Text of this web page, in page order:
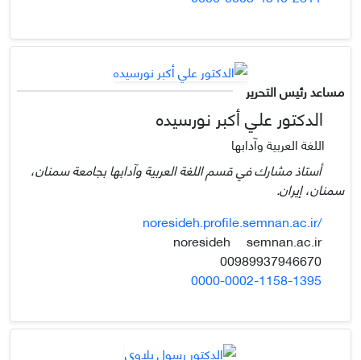
مساعد رئيس التحرير
الدكتور علي أكبر نورسيده
اللغة العربية وآدابها
أستاذ مشارك في قسم اللغة العربية وآدابها بجامعة سمنان،
سمنان، إيران.
noresideh.profile.semnan.ac.ir/
noresideh
semnan.ac.ir
0000-0002-1158-1395